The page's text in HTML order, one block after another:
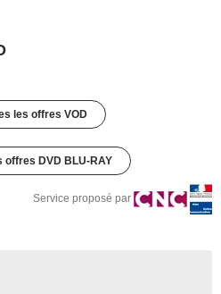
les offres VOD
offres DVD BLU-RAY
Service proposé par